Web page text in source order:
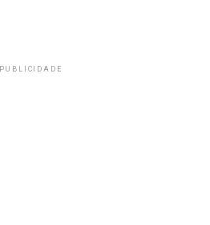
PUBLICIDADE